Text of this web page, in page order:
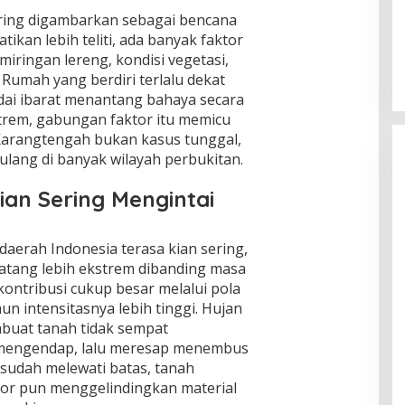
digambarkan sebagai bencana
lebih teliti, ada banyak faktor
lereng, kondisi vegetasi,
yang berdiri terlalu dekat
ibarat menantang bahaya secara
gabungan faktor itu memicu
bukan kasus tunggal,
di banyak wilayah perbukitan.
Sering Mengintai
Indonesia terasa kian sering,
lebih ekstrem dibanding masa
cukup besar melalui pola
intensitasnya lebih tinggi. Hujan
tanah tidak sempat
lalu meresap menembus
melewati batas, tanah
pun menggelindingkan material
Global Krisis Air, Nuklir Prancis Ikut
Tersengat
Di Isu Global |